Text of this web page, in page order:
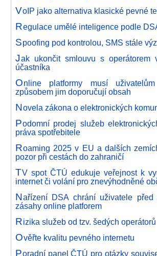
VoIP jako alternativa klasické pevné
Regulace umělé inteligence podle
Spoofing pod kontrolou, SMS stále
Jak ukončit smlouvu s operátorem
účastníka
Online platformy musí
způsobem jim doporučují obsah
Novela zákona o elektronických
Podomní prodej služeb
práva spotřebitele
Roaming 2025 v EU a dalších
pozor při cestách do zahraničí
TV spot ČTÚ edukuje veřejnost k
internet či volání pro znevýhodněné
Nařízení DSA chrání uživatele před
zásahy online platforem
Rizika služeb od tzv. šedých operátorů
Ověřte kvalitu pevného internetu
Poradní panel ČTÚ pro otázky